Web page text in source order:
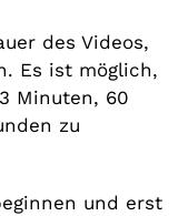
des Videos,
Es ist möglich,
Minuten, 60
zu
und erst